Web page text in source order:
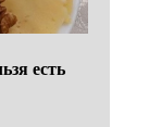
есть